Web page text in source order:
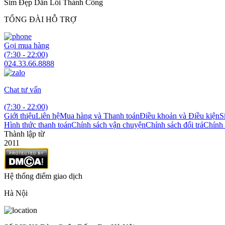
Sim Đẹp Dẫn Lối Thành Công
TỔNG ĐÀI HỖ TRỢ
Gọi mua hàng
(7:30 - 22:00)
024.33.66.8888
Chat tư vấn
(7:30 - 22:00)
Giới thiệuLiên hệMua hàng và Thanh toánĐiều khoản và Điều kiện
Hình thức thanh toánChính sách vận chuyệnChính sách đổi trảChính
Thành lập từ
2011
Hệ thống điểm giao dịch
Hà Nội